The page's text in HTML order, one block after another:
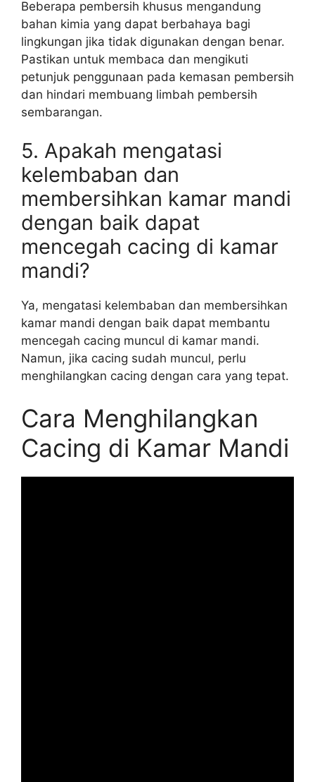
Beberapa pembersih khusus mengandung
bahan kimia yang dapat berbahaya bagi
lingkungan jika tidak digunakan dengan benar.
Pastikan untuk membaca dan mengikuti
petunjuk penggunaan pada kemasan pembersih
dan hindari membuang limbah pembersih
sembarangan.
5. Apakah mengatasi
kelembaban dan
membersihkan kamar mandi
dengan baik dapat
mencegah cacing di kamar
mandi?
Ya, mengatasi kelembaban dan membersihkan
kamar mandi dengan baik dapat membantu
mencegah cacing muncul di kamar mandi.
Namun, jika cacing sudah muncul, perlu
menghilangkan cacing dengan cara yang tepat.
Cara Menghilangkan
Cacing di Kamar Mandi